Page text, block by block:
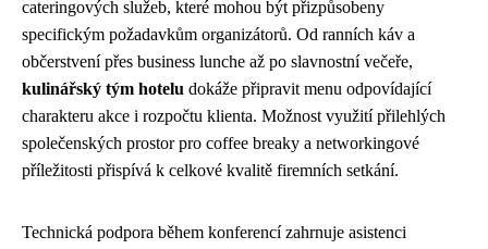
cateringových služeb, které mohou být přizpůsobeny
specifickým požadavkům organizátorů. Od ranních káv a
občerstvení přes business lunche až po slavnostní večeře,
kulinářský tým hotelu dokáže připravit menu odpovídající
charakteru akce i rozpočtu klienta. Možnost využití přilehlých
společenských prostor pro coffee breaky a networkingové
příležitosti přispívá k celkové kvalitě firemních setkání.
Technická podpora během konferencí zahrnuje asistenci